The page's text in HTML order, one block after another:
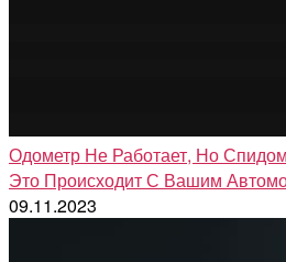
Одометр Не Работает, Но
Это Происходит С Вашим
09.11.2023